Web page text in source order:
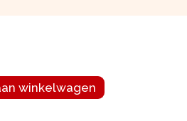
winkelwagen